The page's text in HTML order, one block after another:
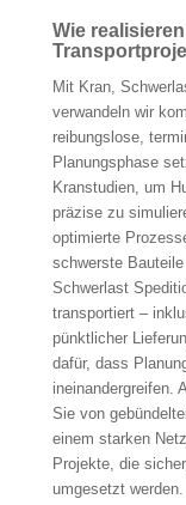
Wie
Mit Kran,
verwandeln wir
reibungslose,
Planungsphase
Kranstudien, um
präzise zu
optimierte
schwerste
Schwerlast
transportiert –
pünktlicher
dafür, dass
ineinandergreifen.
Sie von
einem starken
Projekte, die
umgesetzt werden.